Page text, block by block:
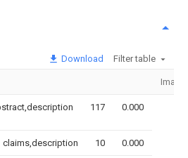
Download Filter table
Image
117 0.000
claims,description 10 0.000